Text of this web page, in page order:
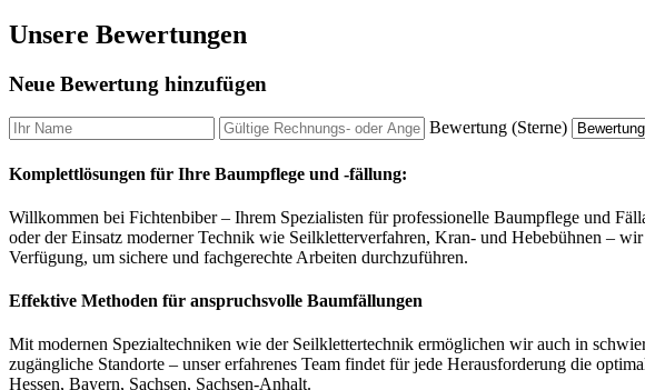
Unsere Bewertungen
Neue Bewertung hinzufügen
Bewertung (Sterne)
Komplettlösungen für Ihre Baumpflege und -fällung:
Willkommen bei Fichtenbiber – Ihrem Spezialisten für professionelle Baumpflege und
oder der Einsatz moderner Technik wie Seilkletterverfahren, Kran- und Hebebühnen –
Verfügung, um sichere und fachgerechte Arbeiten durchzuführen.
Effektive Methoden für anspruchsvolle Baumfällungen
Mit modernen Spezialtechniken wie der Seilklettertechnik ermöglichen wir auch in
zugängliche Standorte – unser erfahrenes Team findet für jede Herausforderung die
Hessen, Bayern, Sachsen, Sachsen-Anhalt.